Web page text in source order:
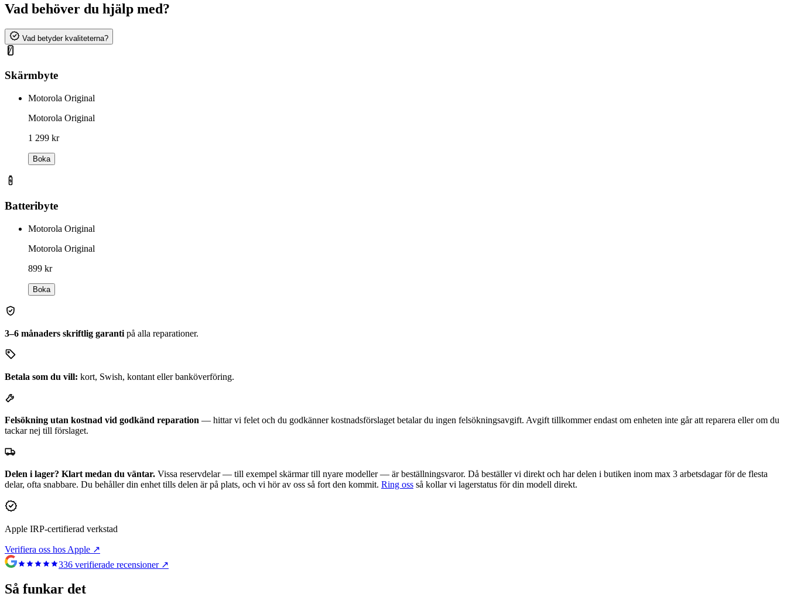
Vad behöver du hjälp med?
Vad betyder kvaliteterna?
Skärmbyte
Motorola Original
Motorola Original
1 299 kr
Boka
Batteribyte
Motorola Original
Motorola Original
899 kr
Boka
3–6 månaders skriftlig garanti på alla reparationer.
Betala som du vill: kort, Swish, kontant eller banköverföring.
Felsökning utan kostnad vid godkänd reparation — hittar vi felet och du godkänner kostnadsförslaget betalar du ingen felsökningsavgift. Avgift tillkommer endast om enheten inte går att reparera eller om du
tackar nej till förslaget.
Delen i lager? Klart medan du väntar. Vissa reservdelar — till exempel skärmar till nyare modeller — är beställningsvaror. Då beställer vi direkt och har delen i butiken inom max 3 arbetsdagar för de flesta
delar, ofta snabbare. Du behåller din enhet tills delen är på plats, och vi hör av oss så fort den kommit. Ring oss så kollar vi lagerstatus för din modell direkt.
Apple IRP-certifierad verkstad
Verifiera oss hos Apple ↗
336 verifierade recensioner ↗
Så funkar det